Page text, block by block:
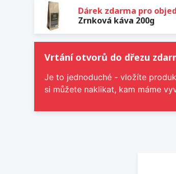
Dárek zdarma pro
Zrnková káva 200g
Vrtání otvorů do dřezu
Je to jednoduché - vložíte
si můžete naklikat, kam máme